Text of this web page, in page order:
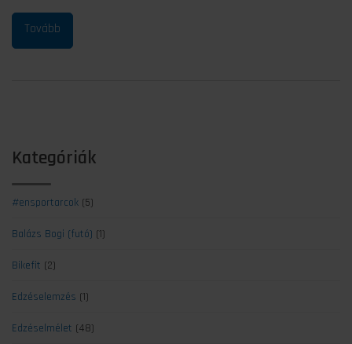
Kategóriák
#ensportarcok (5)
Balázs Bogi (futó) (1)
Bikefit (2)
Edzéselemzés (1)
Edzéselmélet (48)